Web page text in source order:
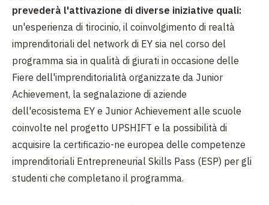
prevederà l'attivazione di diverse iniziative quali:
un'esperienza di tirocinio, il coinvolgimento di realtà
imprenditoriali del network di EY sia nel corso del
programma sia in qualità di giurati in occasione delle
Fiere dell'imprenditorialità organizzate da Junior
Achievement, la segnalazione di aziende
dell'ecosistema EY e Junior Achievement alle scuole
coinvolte nel progetto UPSHIFT e la possibilità di
acquisire la certificazio-ne europea delle competenze
imprenditoriali Entrepreneurial Skills Pass (ESP) per gli
studenti che completano il programma.